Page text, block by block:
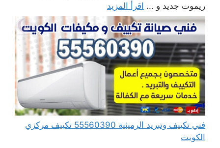
ريموت جديد و ... اقرأ المزيد
فني تكييف وتبريد الرميثية 55560390 تكييف مركزي
الكويت